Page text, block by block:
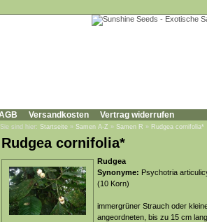
Versandkosten Vertrag widerrufen
Sie sind hier: Startseite » Samen A-Z » Samen R » Rudgea cornifolia*
Rudgea cornifolia*
Rudgea
Synonyme: Psychotria
(10 Korn)
immergrüner Strauch oder
angeordneten, bis zu 15 cm